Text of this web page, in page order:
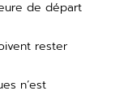
de départ
rester
n’est